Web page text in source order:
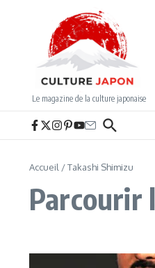
Le magazine de la culture japonaise
Accueil /Takashi Shimizu
Parcourir